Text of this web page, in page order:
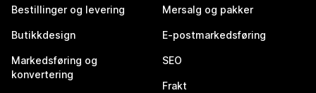
Bestillinger og levering
Butikkdesign
Markedsføring og
konvertering
Mersalg og pakker
E-postmarkedsføring
SEO
Frakt